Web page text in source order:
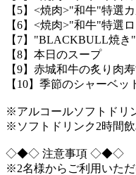
【5】<焼肉>"和牛"特選
【6】<焼肉>"和牛"特選
【7】"BLACKBULL焼
【8】本日のスープ
【9】赤城和牛の炙り肉寿
【10】季節のシャーベッ
※アルコールソフトドリ
※ソフトドリンク2時間飲
◇◆◇ 注意事項 ◇◆◇
※2名様からご利用いただ